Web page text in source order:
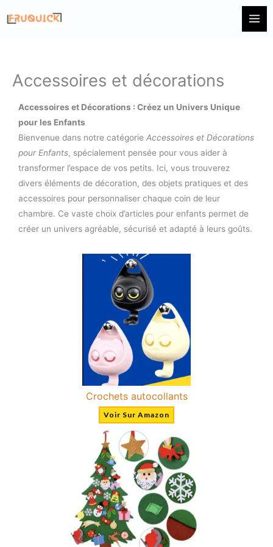
au
Accessoires et décorations
Accessoires et Décorations : Créez un Univers Unique
pour les Enfants
Bienvenue dans notre catégorie Accessoires et Décorations
pour Enfants, spécialement pensée pour vous aider à
transformer l’espace de vos petits. Ici, vous trouverez
divers éléments de décoration, des objets pratiques et des
accessoires pour personnaliser chaque coin de leur
chambre. Ce vaste choix d’articles pour enfants permet de
créer un univers agréable, sécurisé et adapté à leurs goûts.
Crochets autocollants
Voir Sur Amazon